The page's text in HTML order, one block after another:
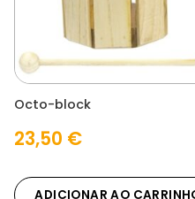
Octo-block
23,50 €
ADICIONAR AO